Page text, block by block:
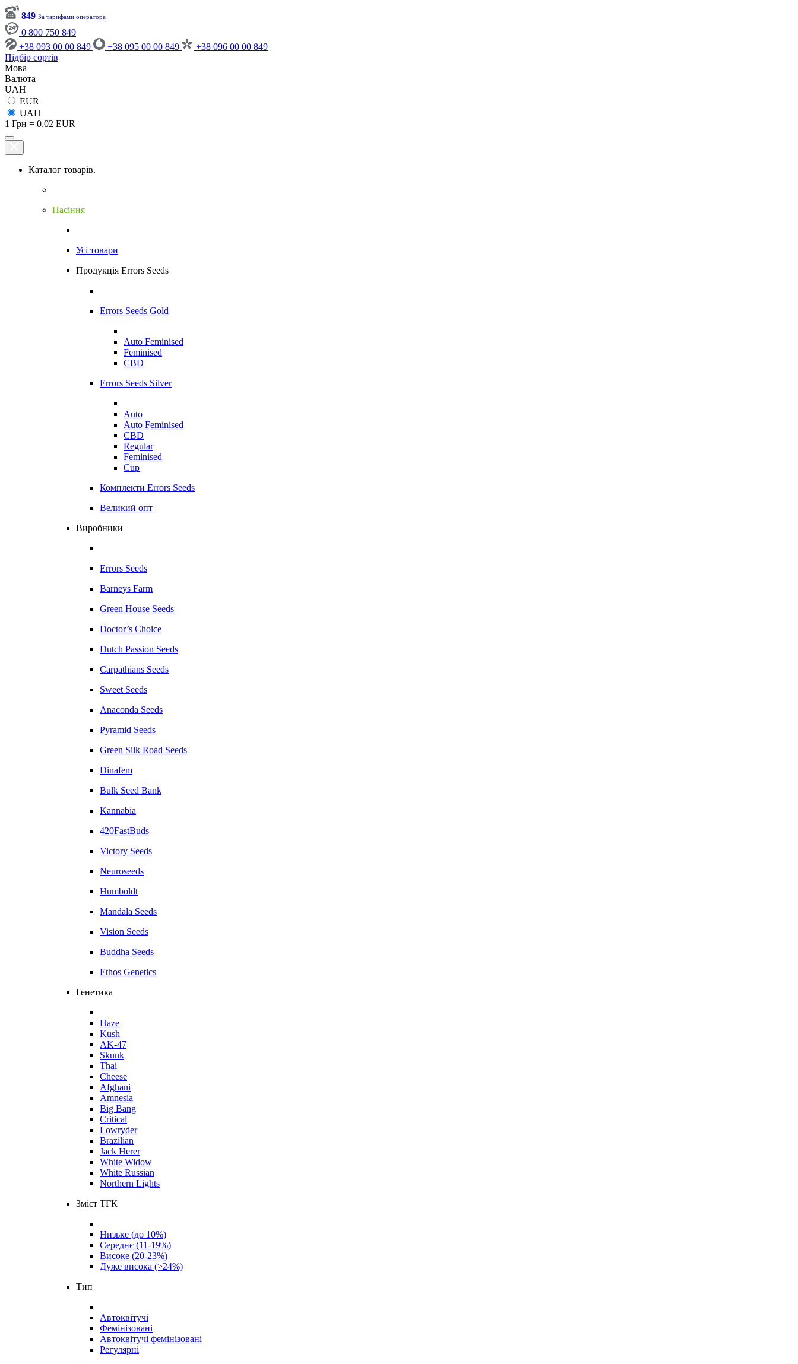
849 За тарифами оператора
0 800 750 849
+38 093 00 00 849
+38 095 00 00 849
+38 096 00 00 849
Підбір сортів
Мова
Валюта
UAH
EUR
UAH
1 Грн = 0.02 EUR
Каталог товарів.
Насіння
Усі товари
Продукція Errors Seeds
Errors Seeds Gold
Auto Feminised
Feminised
CBD
Errors Seeds Silver
Auto
Auto Feminised
CBD
Regular
Feminised
Cup
Комплекти Errors Seeds
Великий опт
Виробники
Errors Seeds
Barneys Farm
Green House Seeds
Doctor’s Choice
Dutch Passion Seeds
Carpathians Seeds
Sweet Seeds
Anaconda Seeds
Pyramid Seeds
Green Silk Road Seeds
Dinafem
Bulk Seed Bank
Kannabia
420FastBuds
Victory Seeds
Neuroseeds
Humboldt
Mandala Seeds
Vision Seeds
Buddha Seeds
Ethos Genetics
Генетика
Haze
Kush
AK-47
Skunk
Thai
Cheese
Afghani
Amnesia
Big Bang
Critical
Lowryder
Brazilian
Jack Herer
White Widow
White Russian
Northern Lights
Зміст ТГК
Низьке (до 10%)
Середнє (11-19%)
Високе (20-23%)
Дуже висока (>24%)
Тип
Автоквітучі
Фемінізовані
Автоквітучі фемінізовані
Регулярні